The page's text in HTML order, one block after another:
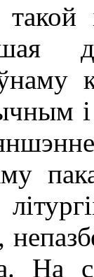
На